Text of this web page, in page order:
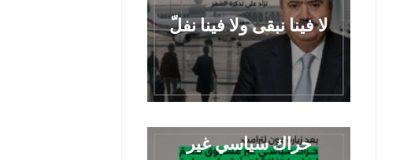
لا فينا نبقى ولا فينا نفلّ
حراك سياسي غير